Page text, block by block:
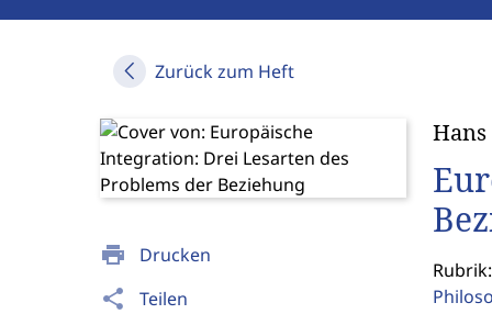
Zurück zum Heft
print Drucken
share Teilen